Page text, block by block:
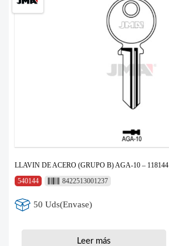
LLAVIN DE ACERO (GRUPO B) AGA-10 – 118144
540144
8422513001237
50 Uds(Envase)
Leer más